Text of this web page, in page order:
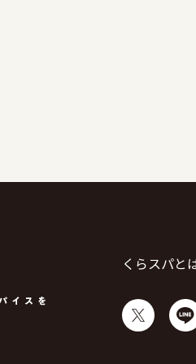
くらスパと